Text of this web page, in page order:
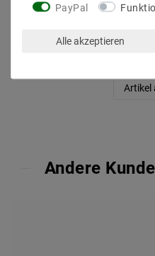
2x Endkappe für
UVP 7,35 €
Artikel
Andere
PayPal
Alle akzeptieren